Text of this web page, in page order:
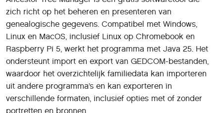
zich richt op het beheren en presenteren van
genealogische gegevens. Compatibel met Windows,
Linux en MacOS, inclusief Linux op Chromebook en
Raspberry Pi 5, werkt het programma met Java 25. Het
ondersteunt import en export van GEDCOM-bestanden,
waardoor het overzichtelijk familiedata kan importeren
uit andere programma’s en kan exporteren in
verschillende formaten, inclusief opties met of zonder
portretten en bronnen.